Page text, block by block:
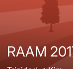
RAAM